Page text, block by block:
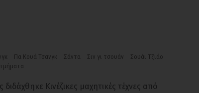
Πα Κουά Τσανγκ Σάντα Σιν γι τσουάν
Σουάι Τζιάο
Κινέζικες μαχητικές τέχνες από